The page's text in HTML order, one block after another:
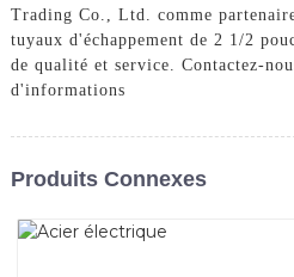
Trading Co., Ltd. comme
tuyaux d'échappement de 2 1/2
de qualité et service. Contactez-
d'informations
Produits Connexes